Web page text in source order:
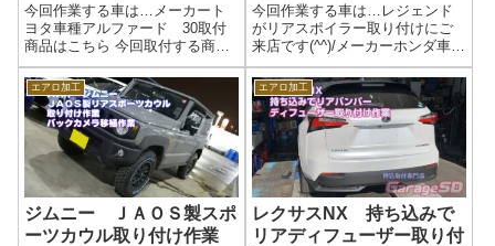
今回作業する車は…メーカート
ヨタ車種アルファード 30取付
商品はこちら 今回取付する商品
は…モデリスタエアロ SCパッ
ケージ用これかな？ モデリス
タエアロはキットで販売なの
で、部分的に買えないのが…今
回の方は、マフラー以外全て揃
えて持ち込み...
今回作業する車は…レジェンド
がリアスポイラー取り付けにご
来店です(^^)/メーカーホンダ車種
レジェンド取付商品はこちら 今
回取付する商品は…リアスポイ
ラー作業写真持ち込みでの対応
もしますよ！直送も可能です(^^)/
あとがきエアロ取り付けもガ...
エアロ加工
ジムニー ＪＡＯＳ製スポ
ーツカウル取り付け作業
エアロ加工
レクサスNX 持ち込みで
リアディフューザー取り付